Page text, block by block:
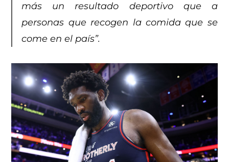
más un resultado deportivo que a
personas que recogen la comida que se
come en el país”.